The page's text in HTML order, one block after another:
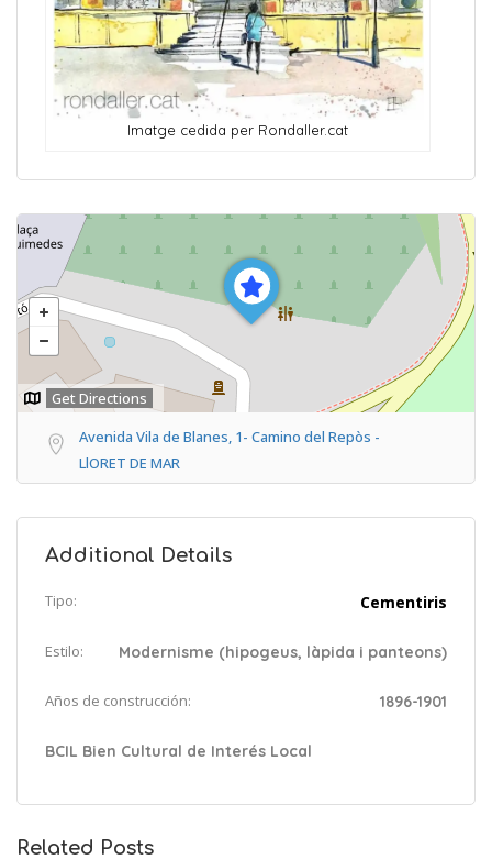
Imatge cedida per Rondaller.cat
Get Directions
Avenida Vila de Blanes, 1- Camino del Repòs -
LlORET DE MAR
Additional Details
Tipo: Cementiris
Estilo: Modernisme (hipogeus, làpida i panteons)
Años de construcción: 1896-1901
BCIL Bien Cultural de Interés Local
Related Posts